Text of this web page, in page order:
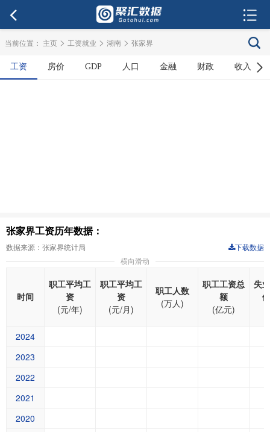
当前位置： 主页 > 工资就业 > 湖南 > 张家界
工资 房价 GDP 人口 金融 财政 收入
张家界工资历年数据：
数据来源：张家界统计局
下载数据
横向滑动
时间
职工平均工
资
(元/年)
职工平均工
资
(元/月)
职工人数
(万人)
职工工资总
额
(亿元)
失
2024
2023
2022
2021
2020